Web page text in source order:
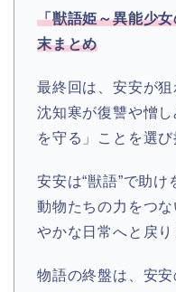
「獣語姫～異能少
末まとめ
最終回は、安安が狙
沈知寒が復讐や憎
を守る」ことを選
安安は“獣語”で助
動物たちの力をつ
やかな日常へと戻り
物語の終盤は、安